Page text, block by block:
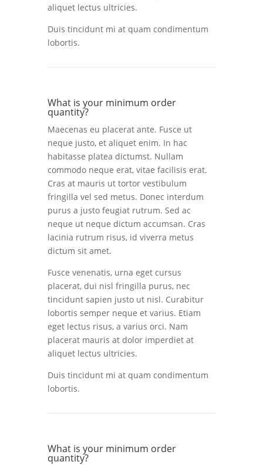
aliquet lectus ultricies.
Duis tincidunt mi at quam condimentum
lobortis.
What is your minimum order
quantity?
Maecenas eu placerat ante. Fusce ut
neque justo, et aliquet enim. In hac
habitasse platea dictumst. Nullam
commodo neque erat, vitae facilisis erat.
Cras at mauris ut tortor vestibulum
fringilla vel sed metus. Donec interdum
purus a justo feugiat rutrum. Sed ac
neque ut neque dictum accumsan. Cras
lacinia rutrum risus, id viverra metus
dictum sit amet.
Fusce venenatis, urna eget cursus
placerat, dui nisl fringilla purus, nec
tincidunt sapien justo ut nisl. Curabitur
lobortis semper neque et varius. Etiam
eget lectus risus, a varius orci. Nam
placerat mauris at dolor imperdiet at
aliquet lectus ultricies.
Duis tincidunt mi at quam condimentum
lobortis.
What is your minimum order
quantity?